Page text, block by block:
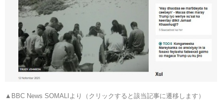
▲BBC News SOMALIより（クリックすると該当記事に遷移します）